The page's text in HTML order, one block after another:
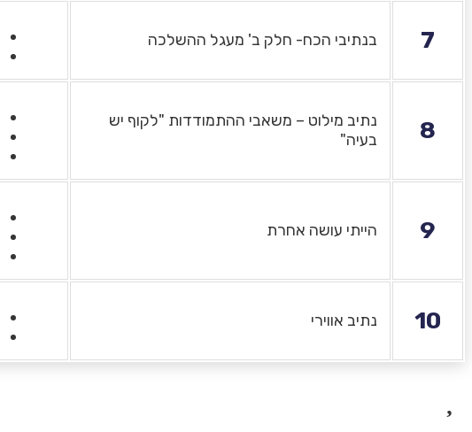
7 בנתיבי הכח- חלק ב' מעגל ההשלכה
8
נתיב מילוט – משאבי ההתמודדות "לקוף יש
בעיה"
9 הייתי עושה אחרת
10 נתיב אווירי